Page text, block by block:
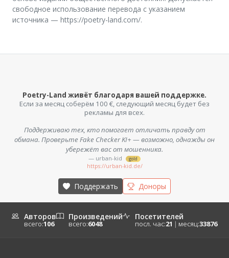
свободное использование перевода с указанием
источника — https://poetry-land.com/.
Poetry-Land живёт благодаря вашей поддержке.
Если за месяц соберём 100 €, следующий месяц будет без
рекламы для всех.
Поддерживаю тех, кто помогает отличать правду от
обмана. Проверьте Fake Checker KI+ — возможно, однажды он
убережёт вас от мошенника.
— urban-kid gold
https://urban-kid.de/
Поддержать Доноры
Авторов
всего:106
Произведений
всего:6048
Посетителей
посл. час:21 | месяц:33876